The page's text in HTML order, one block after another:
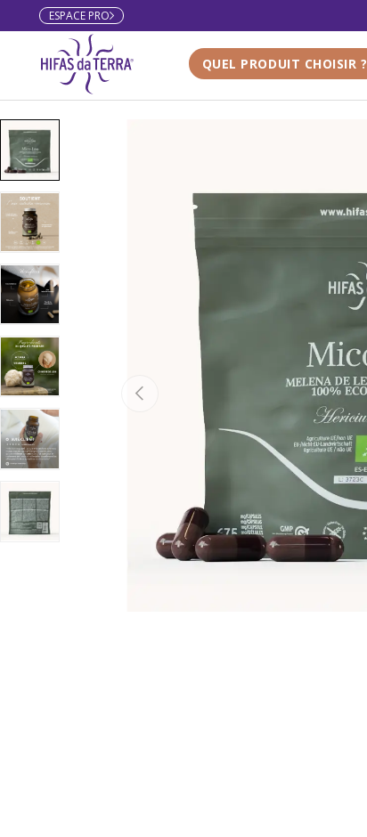
Aller au contenu
ESPACE PRO
QUEL PRODUIT CHOISIR ?
Bulgarie 20%
L’image 1 est maintenant disponible dans la vue de galerie
Précédent
Charger l’image 1 dans la vue de galerie
Charger l’image 4 dans la vue de galerie
Charger l’image 6 dans la vue de galerie